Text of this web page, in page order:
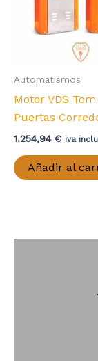
Automatismos
Motor VDS
Puertas
1.254,94 € iva
Añadir al